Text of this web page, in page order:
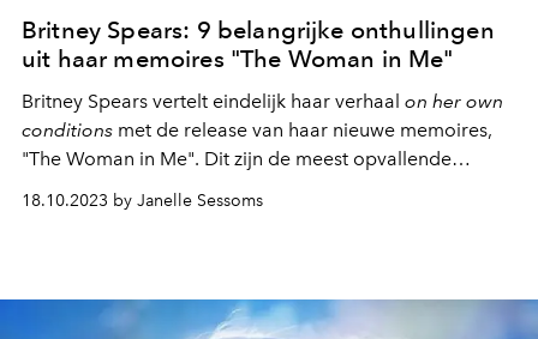
Britney Spears: 9 belangrijke onthullingen
uit haar memoires "The Woman in Me"
Britney Spears vertelt eindelijk haar verhaal on her own
conditions met de release van haar nieuwe memoires,
"The Woman in Me". Dit zijn de meest opvallende
onthullingen.
18.10.2023 by Janelle Sessoms